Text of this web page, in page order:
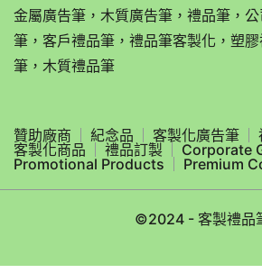
金屬廣告筆，木質廣告筆，禮品筆，
筆，客戶禮品筆，禮品筆客製化，塑
筆，木質禮品筆
贊助廠商 紀念品 客製化廣告筆
客製化商品
禮品訂製
Corporate
Promotional Products
Premium
©2024 - 客製禮品